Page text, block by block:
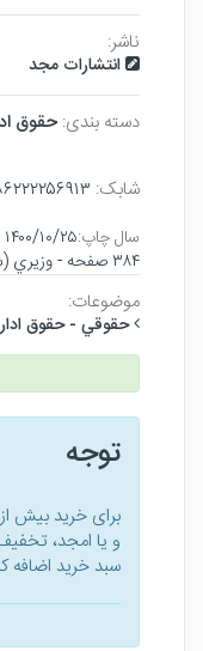
ناشر:
انتشارات مجد
دسته بندی:حقوق
شابک:
سال چاپ:۱۴۰۰/۱۰/۲۵
۳۸۴ صفحه - وزيري (شوميز) - چاپ ۴
موضوعات:
حقوقي - حقوق
توجه
برای خرید بیش
و یا امجد،
سبد خرید اضافه